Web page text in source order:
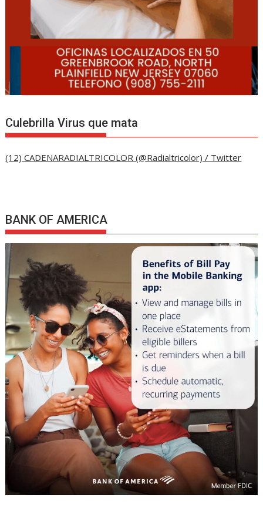
Culebrilla Virus que mata
(12) CADENARADIALTRICOLOR (@Radialtricolor) / Twitter
BANK OF AMERICA